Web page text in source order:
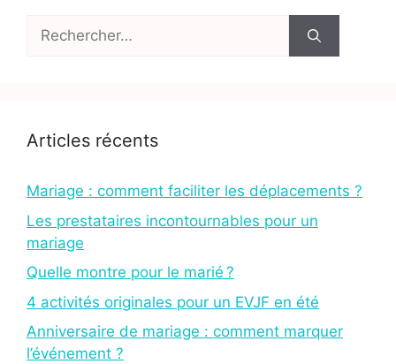
Rechercher :
Articles récents
Mariage : comment faciliter les déplacements ?
Les prestataires incontournables pour un
mariage
Quelle montre pour le marié ?
4 activités originales pour un EVJF en été
Anniversaire de mariage : comment marquer
l’événement ?